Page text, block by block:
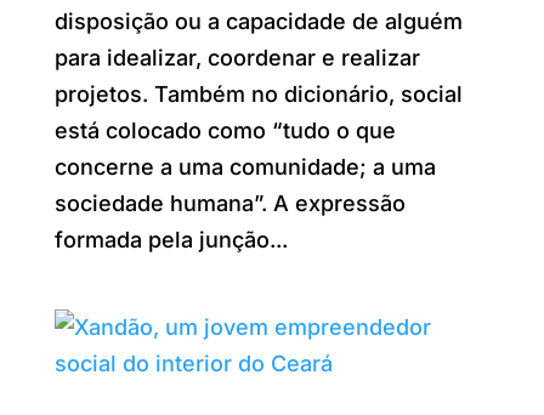
disposição ou a capacidade de alguém
para idealizar, coordenar e realizar
projetos. Também no dicionário, social
está colocado como “tudo o que
concerne a uma comunidade; a uma
sociedade humana”. A expressão
formada pela junção...